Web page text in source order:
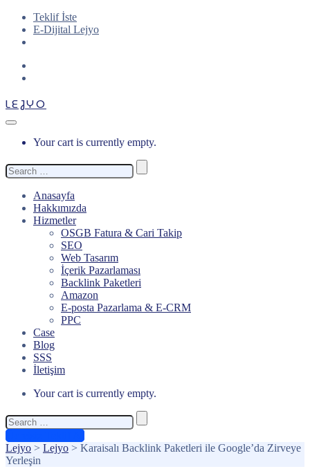
Teklif İste
E-Dijital Lejyo
LEJYO
Your cart is currently empty.
Search
for:
Anasayfa
Hakkımızda
Hizmetler
OSGB Fatura & Cari Takip
SEO
Web Tasarım
İçerik Pazarlaması
Backlink Paketleri
Amazon
E-posta Pazarlama & E-CRM
PPC
Case
Blog
SSS
İletişim
Your cart is currently empty.
Search
for:
Lejyo > Lejyo > Karaisalı Backlink Paketleri ile Google’da Zirveye
Yerleşin